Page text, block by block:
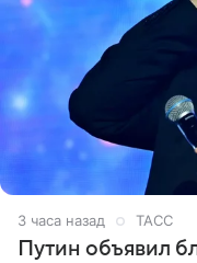
3 часа назад ТАСС
Путин объявил